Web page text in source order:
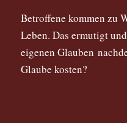
Betroffene kommen zu
Leben. Das ermutigt
eigenen Glauben
Glaube kosten?